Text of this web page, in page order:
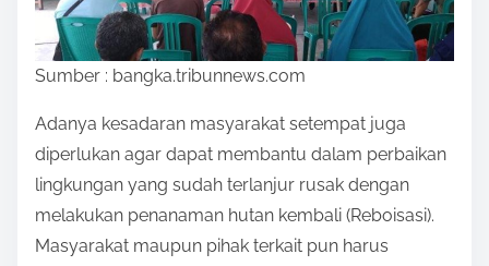
Sumber : bangka.tribunnews.com
Adanya kesadaran masyarakat setempat juga
diperlukan agar dapat membantu dalam perbaikan
lingkungan yang sudah terlanjur rusak dengan
melakukan penanaman hutan kembali (Reboisasi).
Masyarakat maupun pihak terkait pun harus